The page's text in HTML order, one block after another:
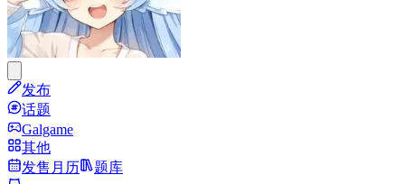
发布
话题
Galgame
其他
发售月历
题库